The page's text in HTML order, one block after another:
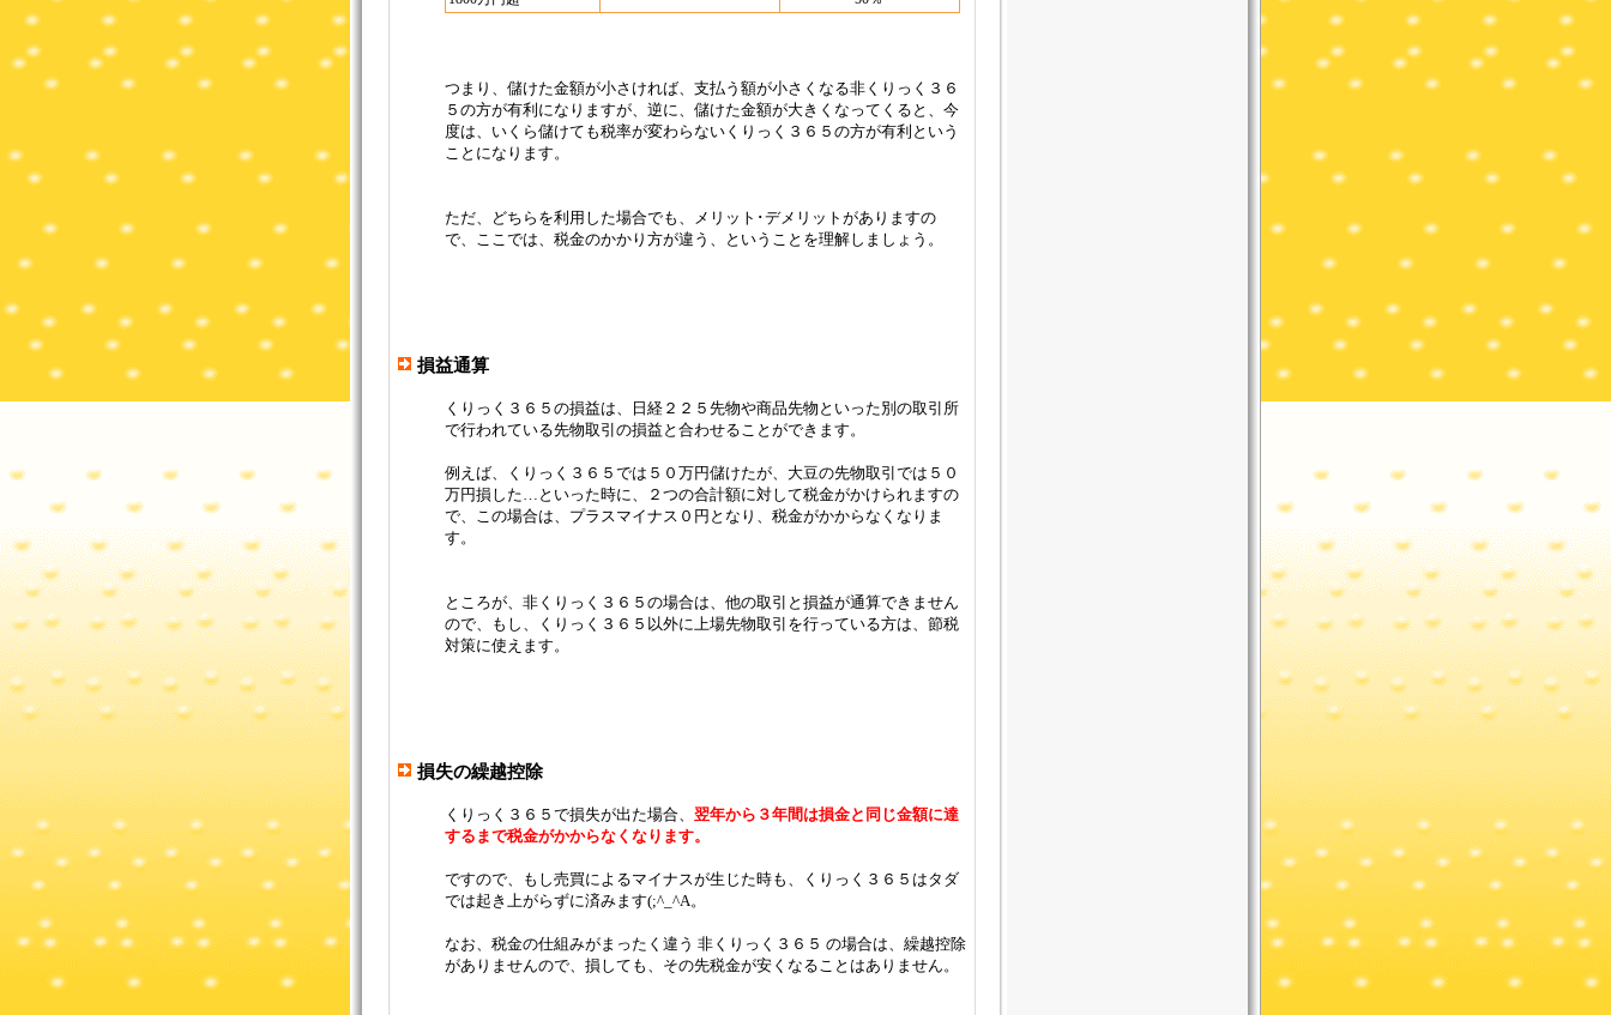
つまり、儲けた金額が小さければ、支払う額が小さくなる非くりっく３６
５の方が有利になりますが、逆に、儲けた金額が大きくなってくると、今
度は、いくら儲けても税率が変わらないくりっく３６５の方が有利という
ことになります。
ただ、どちらを利用した場合でも、メリット･デメリットがありますの
で、ここでは、税金のかかり方が違う、ということを理解しましょう。
損益通算
くりっく３６５の損益は、日経２２５先物や商品先物といった別の取引所
で行われている先物取引の損益と合わせることができます。
例えば、くりっく３６５では５０万円儲けたが、大豆の先物取引では５０
万円損した…といった時に、２つの合計額に対して税金がかけられますの
で、この場合は、プラスマイナス０円となり、税金がかからなくなりま
す。
ところが、非くりっく３６５の場合は、他の取引と損益が通算できません
ので、もし、くりっく３６５以外に上場先物取引を行っている方は、節税
対策に使えます。
損失の繰越控除
くりっく３６５で損失が出た場合、 翌年から３年間は損金と同じ金額に達
するまで税金がかからなくなります。
ですので、もし売買によるマイナスが生じた時も、くりっく３６５はタダ
では起き上がらずに済みます(;^_^A。
なお、税金の仕組みがまったく違う 非くりっく３６５ の場合は、繰越控除
がありませんので、損しても、その先税金が安くなることはありません。